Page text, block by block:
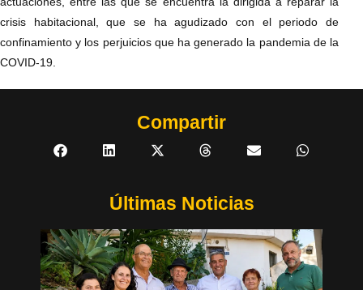
crisis habitacional, que se ha agudizado con el periodo de
confinamiento y los perjuicios que ha generado la pandemia de la
COVID-19.
Compartir
Últimas Noticias